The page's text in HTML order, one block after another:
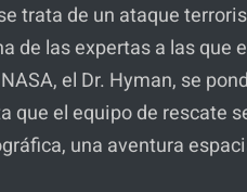
de un ataque
de las expertas a las que
el Dr. Hyman, se
el equipo de rescate
una aventura